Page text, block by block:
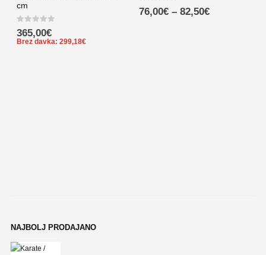
cm
0out of 5
365,00€
Brez davka: 299,18€
0out of 5
76,00€ – 82,50€
NAJBOLJ PRODAJANO